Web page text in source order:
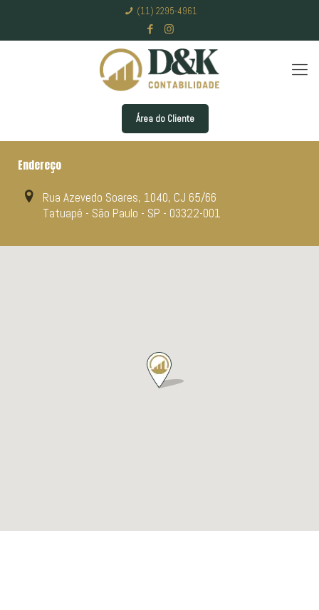
(11) 2295-4961
Área do Cliente
Endereço
Rua Azevedo Soares, 1040, CJ 65/66
Tatuapé - São Paulo - SP - 03322-001